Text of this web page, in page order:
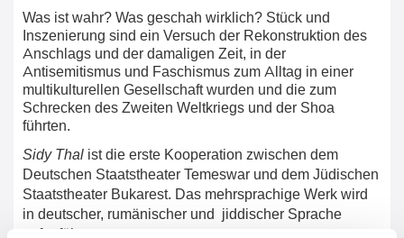
Was ist wahr? Was geschah wirklich? Stück und
Inszenierung sind ein Versuch der Rekonstruktion des
Anschlags und der damaligen Zeit, in der
Antisemitismus und Faschismus zum Alltag in einer
multikulturellen Gesellschaft wurden und die zum
Schrecken des Zweiten Weltkriegs und der Shoa
führten.
Sidy Thal ist die erste Kooperation zwischen dem
Deutschen Staatstheater Temeswar und dem Jüdischen
Staatstheater Bukarest. Das mehrsprachige Werk wird
in deutscher, rumänischer und jiddischer Sprache
aufgeführt.